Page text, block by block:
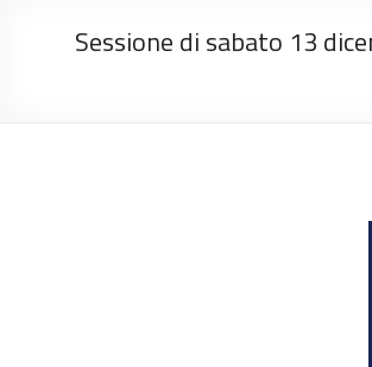
Sessione di sabato 13